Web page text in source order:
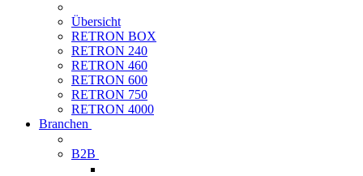
Übersicht
RETRON BOX
RETRON 240
RETRON 460
RETRON 600
RETRON 750
RETRON 4000
Branchen
B2B